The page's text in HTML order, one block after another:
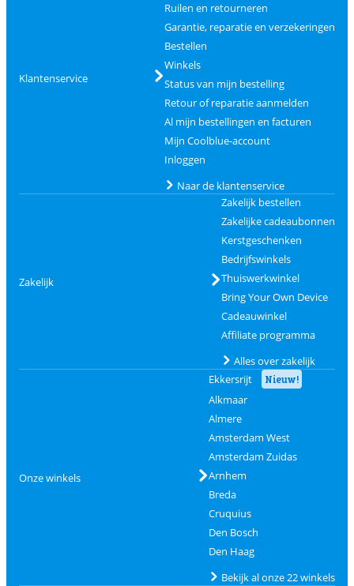
Klantenservice
Ruilen en retourneren
Garantie, reparatie en verzekeringen
Bestellen
Winkels
Status van mijn bestelling
Retour of reparatie aanmelden
Al mijn bestellingen en facturen
Mijn Coolblue-account
Inloggen
Naar de klantenservice
Zakelijk
Zakelijk bestellen
Zakelijke cadeaubonnen
Kerstgeschenken
Bedrijfswinkels
Thuiswerkwinkel
Bring Your Own Device
Cadeauwinkel
Affiliate programma
Alles over zakelijk
Onze winkels
Ekkersrijt Nieuw!
Alkmaar
Almere
Amsterdam West
Amsterdam Zuidas
Arnhem
Breda
Cruquius
Den Bosch
Den Haag
Bekijk al onze 22 winkels